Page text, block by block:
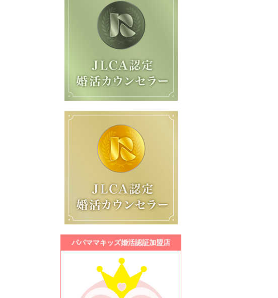
パパママキッズ婚活認証加盟店